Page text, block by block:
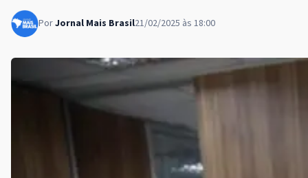
PorJornal Mais Brasil21/02/2025 às 18:00